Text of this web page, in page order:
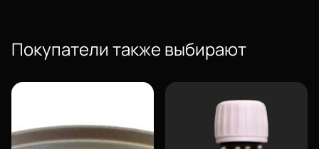
Покупатели также выбирают